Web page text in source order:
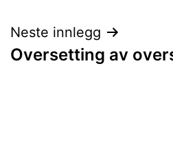
Neste innlegg
Oversetting av